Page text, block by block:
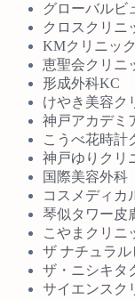
グローバルビ
クロスクリニ
KMクリニック
恵聖会クリニ
形成外科KC
けやき美容ク
神戸アカデミ
こうべ花時計
神戸ゆりクリ
国際美容外科
コスメディカ
琴似タワー皮
こやまクリニ
ザ ナチュラ
ザ・ニシキタ
サイエンスク